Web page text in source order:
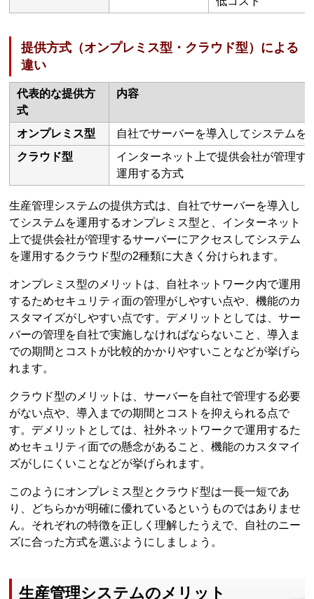
提供方式（オンプレミス型・クラウド型）による
違い
代表的な提供方
式
内容
オンプレミス型
自社でサーバーを導入してシステムを
クラウド型
インターネット上で提供会社が管理す
運用する方式
生産管理システムの提供方式は、自社でサーバーを導入し
てシステムを運用するオンプレミス型と、インターネット
上で提供会社が管理するサーバーにアクセスしてシステム
を運用するクラウド型の2種類に大きく分けられます。
オンプレミス型のメリットは、自社ネットワーク内で運用
するためセキュリティ面の管理がしやすい点や、機能のカ
スタマイズがしやすい点です。デメリットとしては、サー
バーの管理を自社で実施しなければならないこと、導入ま
での期間とコストが比較的かかりやすいことなどが挙げら
れます。
クラウド型のメリットは、サーバーを自社で管理する必要
がない点や、導入までの期間とコストを抑えられる点で
す。デメリットとしては、社外ネットワークで運用するた
めセキュリティ面での懸念があること、機能のカスタマイ
ズがしにくいことなどが挙げられます。
このようにオンプレミス型とクラウド型は一長一短であ
り、どちらかが明確に優れているというものではありませ
ん。それぞれの特徴を正しく理解したうえで、自社のニー
ズに合った方式を選ぶようにしましょう。
生産管理システムのメリット